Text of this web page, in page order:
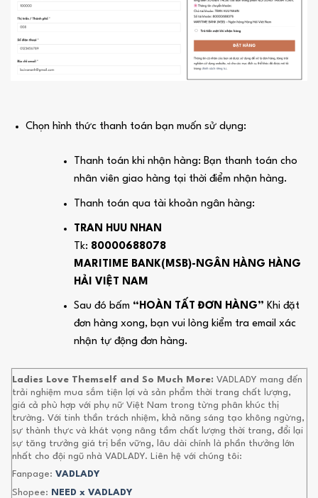
Chọn hình thức thanh toán bạn muốn sử dụng:
Thanh toán khi nhận hàng: Bạn thanh toán cho
nhân viên giao hàng tại thời điểm nhận hàng.
Thanh toán qua tài khoản ngân hàng:
TRAN HUU NHAN
Tk: 80000688078
MARITIME BANK(MSB)-NGÂN HÀNG HÀNG
HẢI VIỆT NAM
Sau đó bấm “HOÀN TẤT ĐƠN HÀNG”Khi đặt
đơn hàng xong, bạn vui lòng kiểm tra email xác
nhận tự động đơn hàng.
Ladies Love Themself and So Much More: VADLADY mang đến
trải nghiệm mua sắm tiện lợi và sản phẩm thời trang chất lượng,
giá cả phù hợp với phụ nữ Việt Nam trong từng phân khúc thị
trường. Với tinh thần trách nhiệm, khả năng sáng tạo không ngừng,
sự thành thực và khát vọng nâng tầm chất lượng thời trang, đổi lại
sự tăng trưởng giá trị bền vững, lâu dài chính là phần thưởng lớn
nhất cho đội ngũ nhà VADLADY. Liên hệ với chúng tôi:
Fanpage: VADLADY
Shopee:
NEED x VADLADY